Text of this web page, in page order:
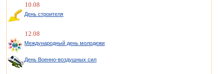
10.08
День строителя
12.08
Международный день молодежи
День Военно-воздушных сил